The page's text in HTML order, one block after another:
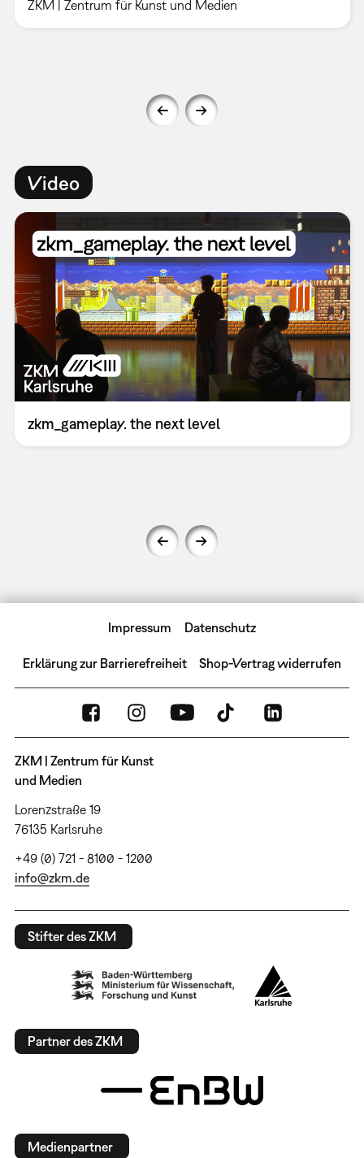
ZKM | Zentrum für Kunst und Medien
Video
zkm_gameplay. the next level
Impressum Datenschutz
Erklärung zur Barrierefreiheit Shop-Vertrag widerrufen
ZKM | Zentrum für Kunst
und Medien
Lorenzstraße 19
76135 Karlsruhe
+49 (0) 721 - 8100 - 1200
info@zkm.de
Stifter des ZKM
Partner des ZKM
Medienpartner